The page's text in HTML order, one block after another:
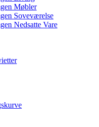
Møbler
Soveværelse
Nedsatte Vare